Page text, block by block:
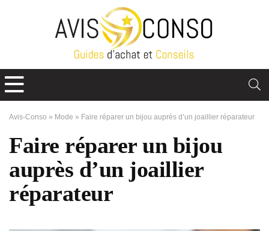
Avis-Conso » Mode » Faire réparer un bijou auprès d’un joaillier réparateur
Faire réparer un bijou
auprès d’un joaillier
réparateur